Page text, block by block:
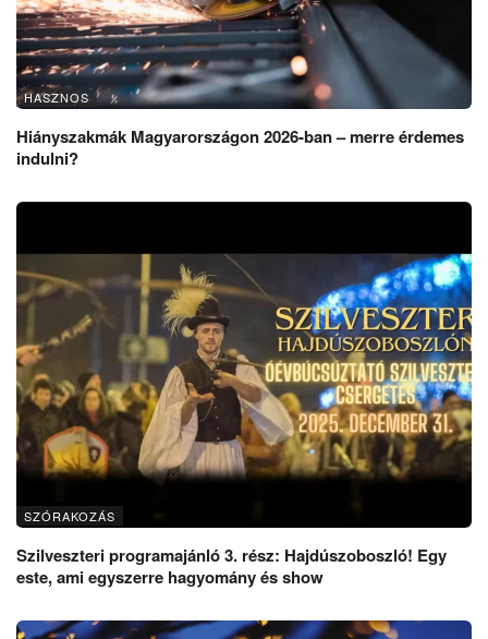
HASZNOS
Hiányszakmák Magyarországon 2026-ban – merre érdemes
indulni?
SZÓRAKOZÁS
Szilveszteri programajánló 3. rész: Hajdúszoboszló! Egy
este, ami egyszerre hagyomány és show